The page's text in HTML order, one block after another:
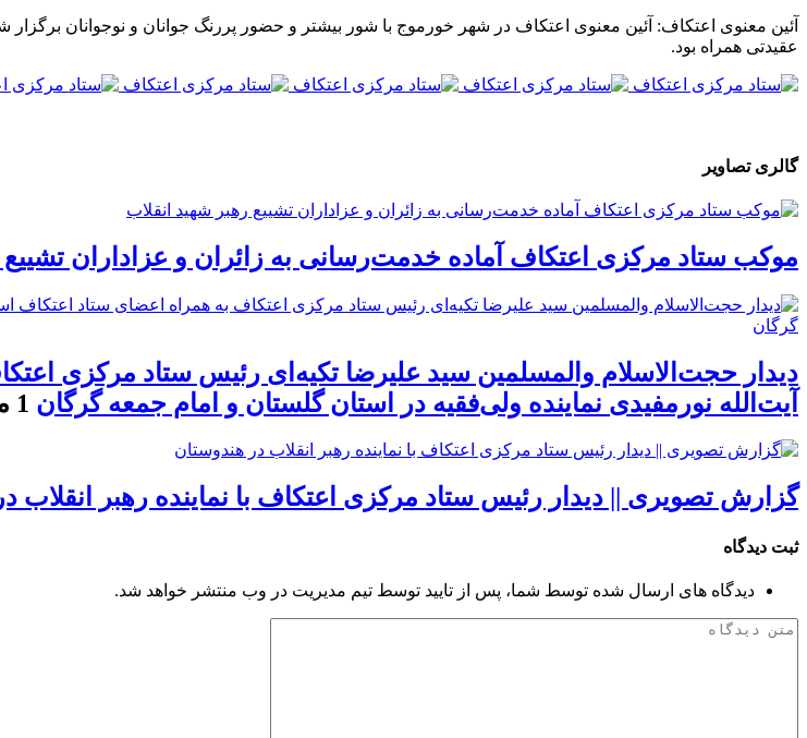
آئین معنوی اعتکاف: آئین معنوی اعتکاف در شهر خورموج با شور بیشتر و حضور پررنگ جوانان و نوجوانان
عقیدتی همراه بود.
گالری تصاویر
موکب ستاد مرکزی اعتکاف آماده خدمت‌رسانی به زائران و عزاداران تشییع
دیدار حجت‌الاسلام والمسلمین سید علیرضا تکیه‌ای رئیس ستاد مرکزی
آیت‌الله نورمفیدی نماینده ولی‌فقیه در استان گلستان و امام جمعه گرگان 1 ماه قبل
گزارش تصویری || دیدار رئیس ستاد مرکزی اعتکاف با نماینده رهبر انقلاب
ثبت دیدگاه
دیدگاه های ارسال شده توسط شما، پس از تایید توسط تیم مدیریت در وب منتشر خواهد شد.